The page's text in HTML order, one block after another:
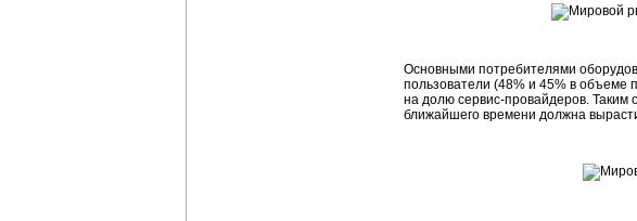
Основными потребителями
пользователи (48% и 45% в объеме
на долю сервис-провайдеров. Таким
ближайшего времени должна